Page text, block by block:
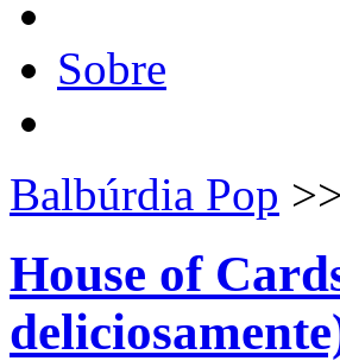
Sobre
Balbúrdia Pop
House of